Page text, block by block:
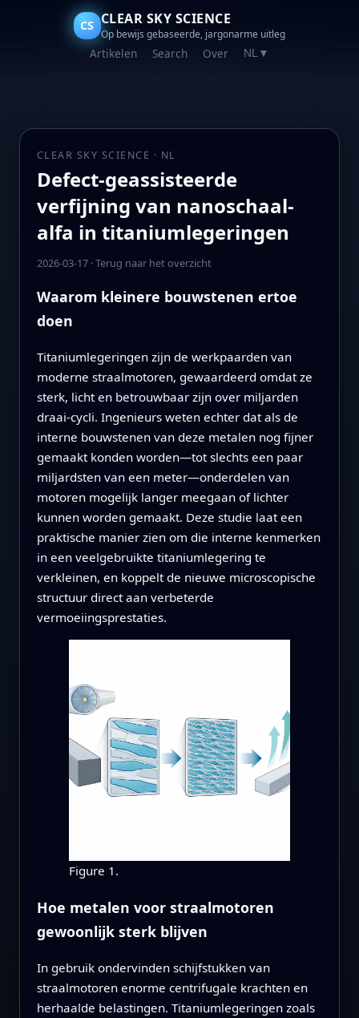
CS CLEAR SKY SCIENCE
Op bewijs gebaseerde, jargonarme uitleg
Artikelen Search Over NL ▼
CLEAR SKY SCIENCE · NL
Defect-geassisteerde
verfijning van nanoschaal-
alfa in titaniumlegeringen
2026-03-17·Terug naar het overzicht
Waarom kleinere bouwstenen ertoe
doen
Titaniumlegeringen zijn de werkpaarden van
moderne straalmotoren, gewaardeerd omdat ze
sterk, licht en betrouwbaar zijn over miljarden
draai‑cycli. Ingenieurs weten echter dat als de
interne bouwstenen van deze metalen nog fijner
gemaakt konden worden—tot slechts een paar
miljardsten van een meter—onderdelen van
motoren mogelijk langer meegaan of lichter
kunnen worden gemaakt. Deze studie laat een
praktische manier zien om die interne kenmerken
in een veelgebruikte titaniumlegering te
verkleinen, en koppelt de nieuwe microscopische
structuur direct aan verbeterde
vermoeiingsprestaties.
Figure 1.
Hoe metalen voor straalmotoren
gewoonlijk sterk blijven
In gebruik ondervinden schijfstukken van
straalmotoren enorme centrifugale krachten en
herhaalde belastingen. Titaniumlegeringen zoals